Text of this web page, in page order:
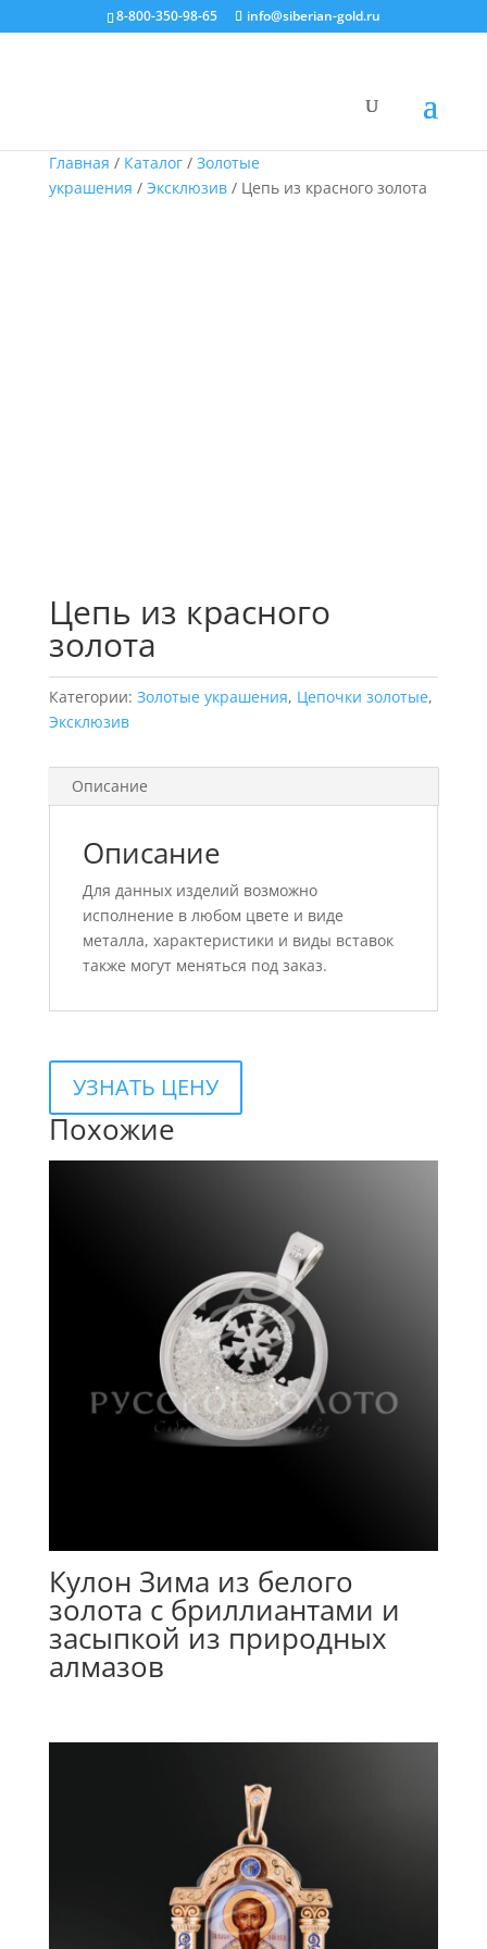
8-800-350-98-65 info@siberian-gold.ru
Главная / Каталог/ Золотые
украшения / Эксклюзив/ Цепь из красного золота
Цепь из красного
золота
Категории: Золотые украшения, Цепочки золотые,
Эксклюзив
Описание
Описание
Для данных изделий возможно
исполнение в любом цвете и виде
металла, характеристики и виды вставок
также могут меняться под заказ.
УЗНАТЬ ЦЕНУ
Похожие
Кулон Зима из белого
золота с бриллиантами и
засыпкой из природных
алмазов